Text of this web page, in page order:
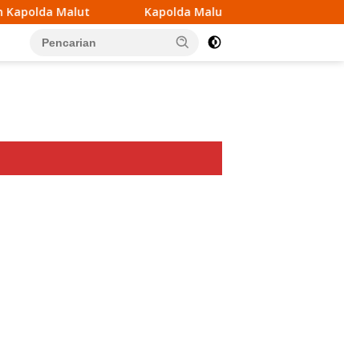
Kapolda Maluku Utara Tegaskan akan Pecat Oknum